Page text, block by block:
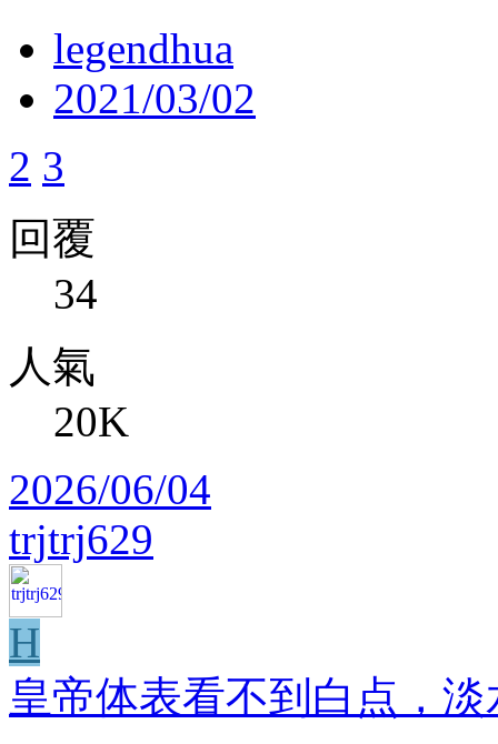
legendhua
2021/03/02
2 3
回覆
34
人氣
20K
2026/06/04
trjtrj629
H
皇帝体表看不到白点，